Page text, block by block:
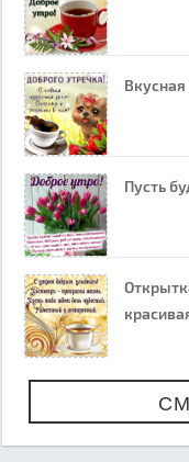
Пусть